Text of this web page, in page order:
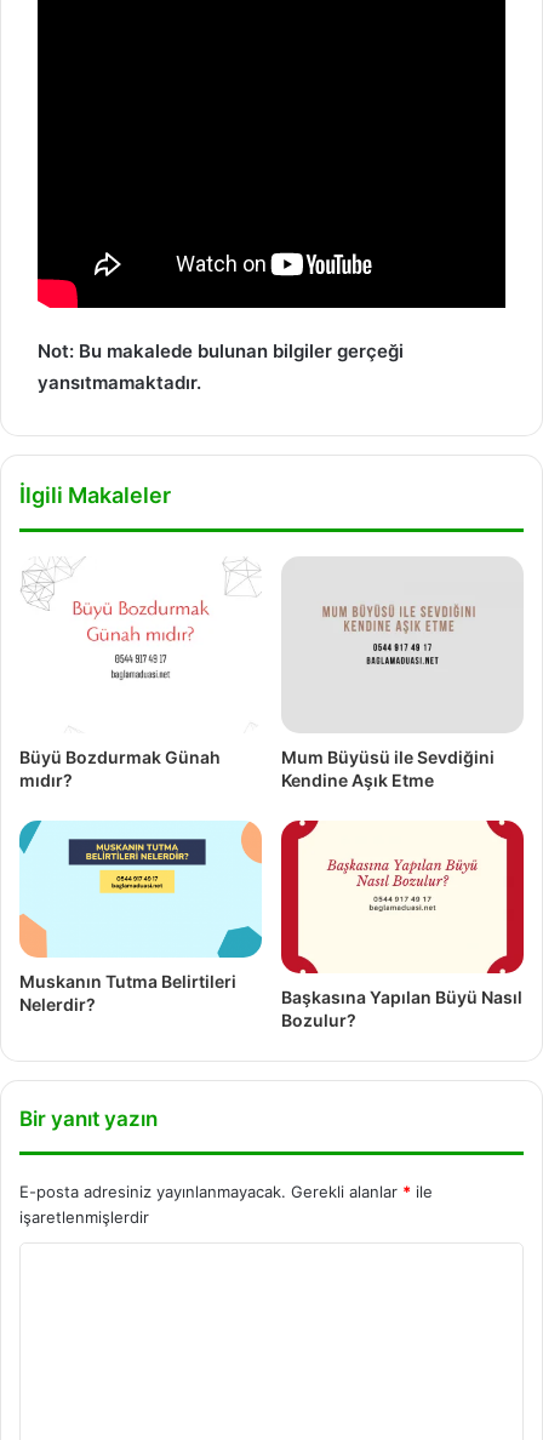
Not: Bu makalede bulunan bilgiler gerçeği
yansıtmamaktadır.
İlgili Makaleler
Büyü Bozdurmak Günah
mıdır?
Mum Büyüsü ile Sevdiğini
Kendine Aşık Etme
Muskanın Tutma Belirtileri
Nelerdir?
Başkasına Yapılan Büyü Nasıl
Bozulur?
Bir yanıt yazın
E-posta adresiniz yayınlanmayacak. Gerekli alanlar * ile
işaretlenmişlerdir